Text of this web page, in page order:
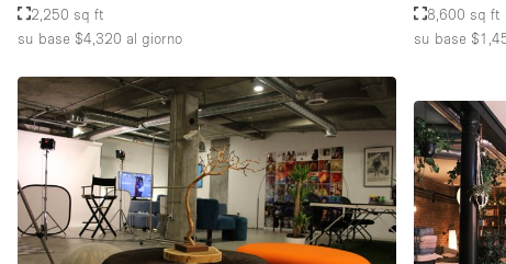
2,250 sq ft
su base $4,320 al giorno
8,600 sq ft
su base